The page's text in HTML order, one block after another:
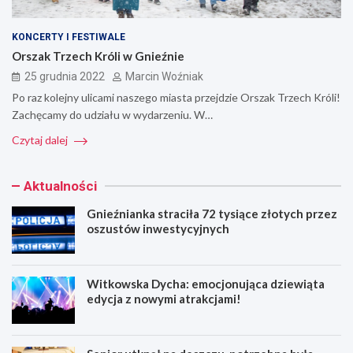
KONCERTY I FESTIWALE
Orszak Trzech Króli w Gnieźnie
25 grudnia 2022 Marcin Woźniak
Po raz kolejny ulicami naszego miasta przejdzie Orszak Trzech Króli!
Zachęcamy do udziału w wydarzeniu. W…
Czytaj dalej
Aktualności
Gnieźnianka straciła 72 tysiące złotych przez
oszustów inwestycyjnych
Witkowska Dycha: emocjonująca dziewiąta
edycja z nowymi atrakcjami!